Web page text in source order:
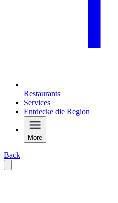
Restaurants
Services
Entdecke die Region
More
Back